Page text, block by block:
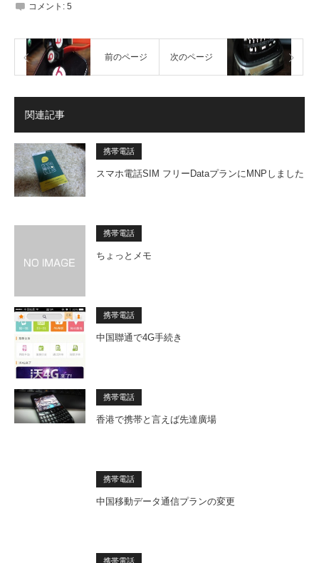
コメント: 5
前のページ 次のページ
関連記事
携帯電話
スマホ電話SIM フリーDataプランにMNPしました
携帯電話
ちょっとメモ
携帯電話
中国聯通で4G手続き
携帯電話
香港で携帯と言えば先達廣場
携帯電話
中国移動データ通信プランの変更
携帯電話